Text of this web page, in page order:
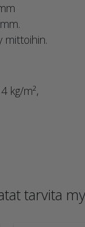
mittoihin.
kg/m²,
tarvita